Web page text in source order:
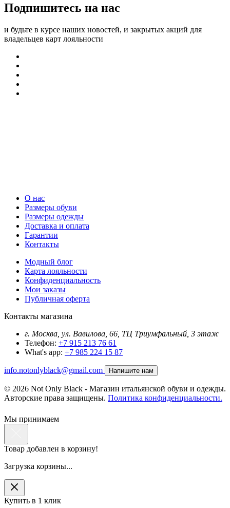
Подпишитесь на нас
и будьте в курсе наших новостей, и закрытых акций для
владельцев карт лояльности
О нас
Размеры обуви
Размеры одежды
Доставка и оплата
Гарантии
Контакты
Модный блог
Карта лояльности
Конфиденциальность
Мои заказы
Публичная оферта
Контакты магазина
г. Москва, ул. Вавилова, 66, ТЦ Триумфальный, 3 этаж
Телефон: +7 915 213 76 61
What's app: +7 985 224 15 87
info.notonlyblack@gmail.com Напишите нам
© 2026 Not Only Black - Магазин итальянской обуви и одежды.
Авторские права защищены. Политика конфиденциальности.
Мы принимаем
Товар добавлен в корзину!
Загрузка корзины...
Купить в 1 клик